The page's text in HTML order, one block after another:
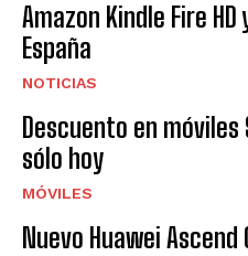
Amazon Kindle Fire
España
NOTICIAS
Descuento en móviles
sólo hoy
MÓVILES
Nuevo Huawei